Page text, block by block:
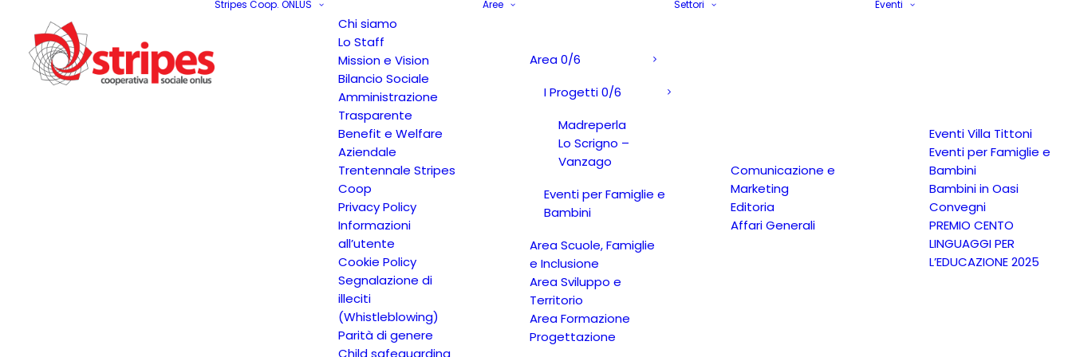
Stripes Coop. ONLUS
Chi siamo
Lo Staff
Mission e Vision
Bilancio Sociale
Amministrazione
Trasparente
Benefit e Welfare
Aziendale
Trentennale Stripes
Coop
Privacy Policy
Informazioni
all’utente
Cookie Policy
Segnalazione di
illeciti
(Whistleblowing)
Parità di genere
Child safeguarding
Aree
Area 0/6
I Progetti 0/6
Madreperla
Lo Scrigno –
Vanzago
Eventi per Famiglie e
Bambini
Area Scuole, Famiglie
e Inclusione
Area Sviluppo e
Territorio
Area Formazione
Progettazione
Settori
Comunicazione e
Marketing
Editoria
Affari Generali
Eventi
Eventi Villa Tittoni
Eventi per Famiglie e
Bambini
Bambini in Oasi
Convegni
PREMIO CENTO
LINGUAGGI PER
L’EDUCAZIONE 2025